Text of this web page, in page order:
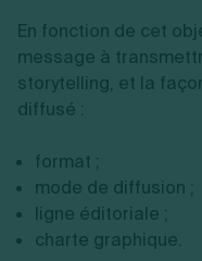
En fonction de cet
message à
storytelling, et la
diffusé :
format ;
mode de diffusion ;
ligne éditoriale ;
charte graphique.